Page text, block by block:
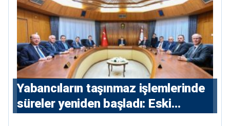
Yabancıların taşınmaz işlemlerinde
süreler yeniden başladı: Eski